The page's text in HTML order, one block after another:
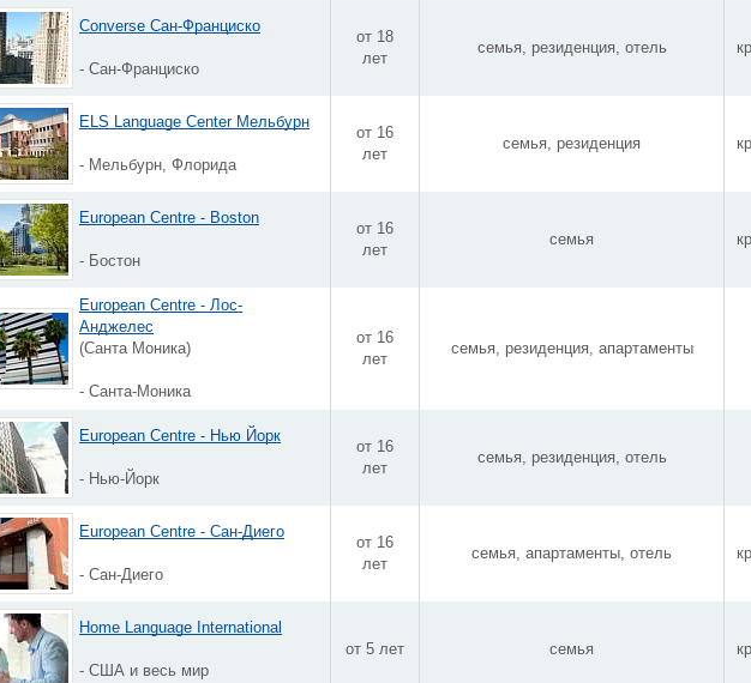
Converse Сан-Франциско
- Сан-Франциско
от 18
лет
семья, резиденция, отель
ELS Language Center Мельбурн
- Мельбурн, Флорида
от 16
лет
семья, резиденция
European Centre - Boston
- Бостон
от 16
лет
семья
European Centre - Лос-
Анджелес
(Санта Моника)
- Санта-Моника
от 16
лет
семья, резиденция, апартаменты
European Centre - Нью Йорк
- Нью-Йорк
от 16
лет
семья, резиденция, отель
European Centre - Сан-Диего
- Сан-Диего
от 16
лет
семья, апартаменты, отель
Home Language International
- США и весь мир
от 5 лет семья